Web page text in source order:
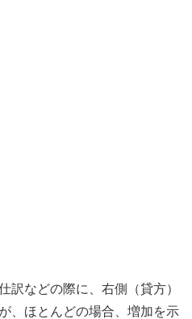
訳などの際に、右側（貸方）
、ほとんどの場合、増加を示